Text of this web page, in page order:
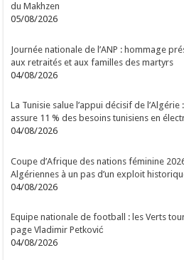
du Makhzen
05/08/2026
Journée nationale de l’ANP : hommage
aux retraités et aux familles des martyrs
04/08/2026
La Tunisie salue l’appui décisif de l’Algérie
assure 11 % des besoins tunisiens en
04/08/2026
Coupe d’Afrique des nations féminine
Algériennes à un pas d’un exploit
04/08/2026
Equipe nationale de football : les Verts
page Vladimir Petković
04/08/2026